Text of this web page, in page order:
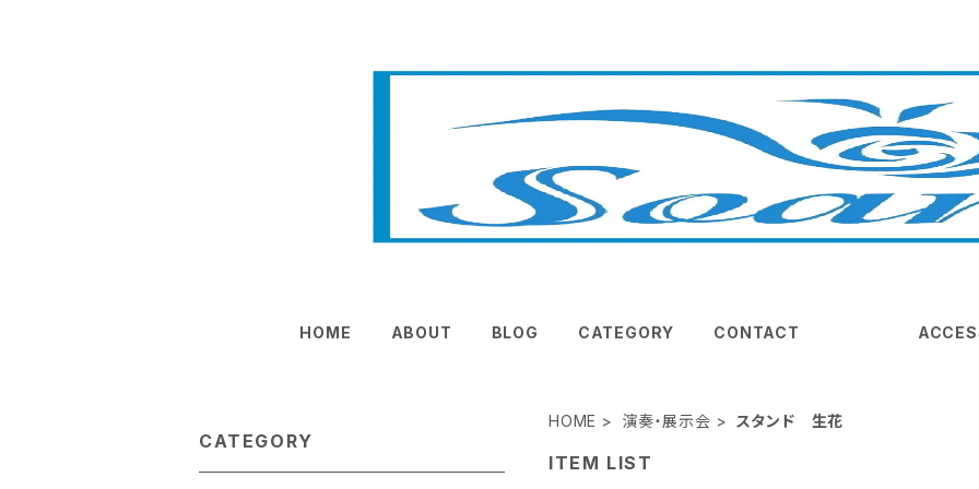
HOME ABOUT BLOG CATEGORY CONTACT
HOME 演奏・展示会 スタンド 生花
ITEM LIST
CATEGORY